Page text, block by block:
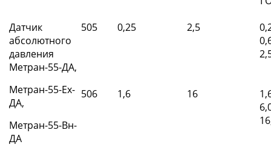
Датчик
абсолютного
давления
Метран-55-ДА,
Метран-55-Ех-
ДА,
Метран-55-Вн-
ДА
505 0,25 2,5
506 1,6 16